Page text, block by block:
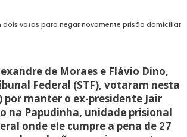
dois votos para negar novamente prisão domiciliar
de Moraes e Flávio Dino,
Federal (STF), votaram nesta
manter o ex-presidente Jair
na Papudinha, unidade prisional
onde ele cumpre a pena de 27